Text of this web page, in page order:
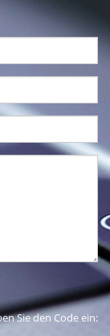
Sie den Code ein: